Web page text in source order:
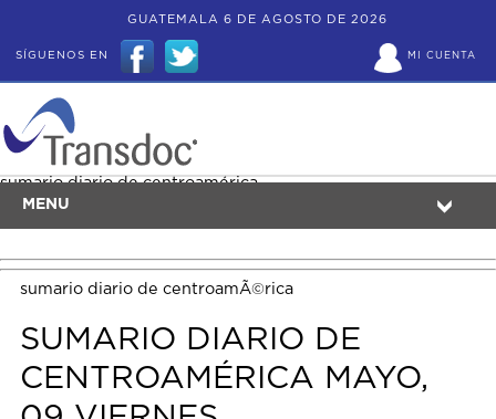
GUATEMALA 6 DE AGOSTO DE 2026
MI CUENTA
SÍGUENOS EN
MENU
sumario diario de centroamérica
sumario diario de centroamÃ©rica
SUMARIO DIARIO DE
CENTROAMÉRICA MAYO,